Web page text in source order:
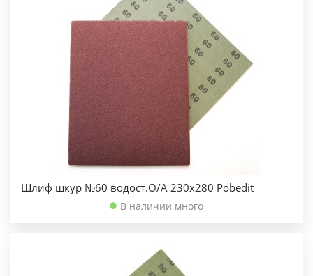
Шлиф шкур №60 водост.О/А 230х280 Pobedit
В наличии много